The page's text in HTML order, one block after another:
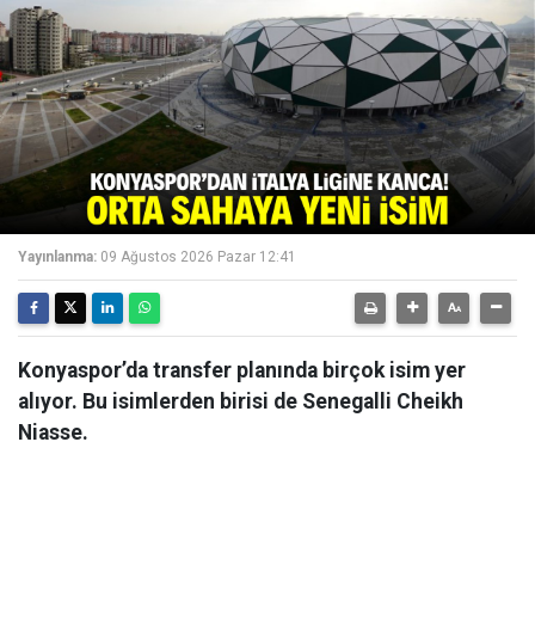
Yayınlanma: 09 Ağustos 2026 Pazar 12:41
Konyaspor’da transfer planında birçok isim yer
alıyor. Bu isimlerden birisi de Senegalli Cheikh
Niasse.